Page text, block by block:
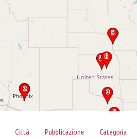
Città Pubblicazione Categoria